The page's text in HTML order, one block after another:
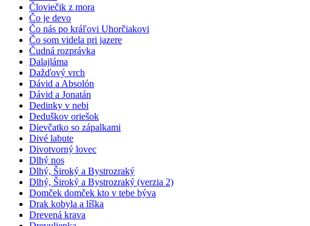
Človiečik z mora
Čo je devo
Čo nás po kráľovi Uhorčiakovi
Čo som videla pri jazere
Čudná rozprávka
Dalajláma
Dažďový vrch
Dávid a Absolón
Dávid a Jonatán
Dedinky v nebi
Deduškov oriešok
Dievčatko so zápalkami
Divé labute
Divotvorný lovec
Dlhý nos
Dlhý, Široký a Bystrozraký
Dlhý, Široký a Bystrozraký (verzia 2)
Domček domček kto v tebe býva
Drak kobyla a líška
Drevená krava